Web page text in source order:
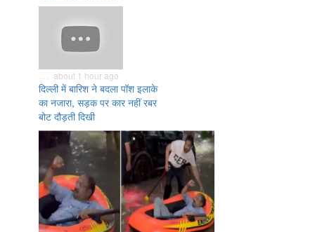
. . . about 1 hour ago
दिल्ली में बारिश ने बदला पॉश इलाके
का नजारा, सड़क पर कार नहीं रबर
बोट दौड़ती दिखी